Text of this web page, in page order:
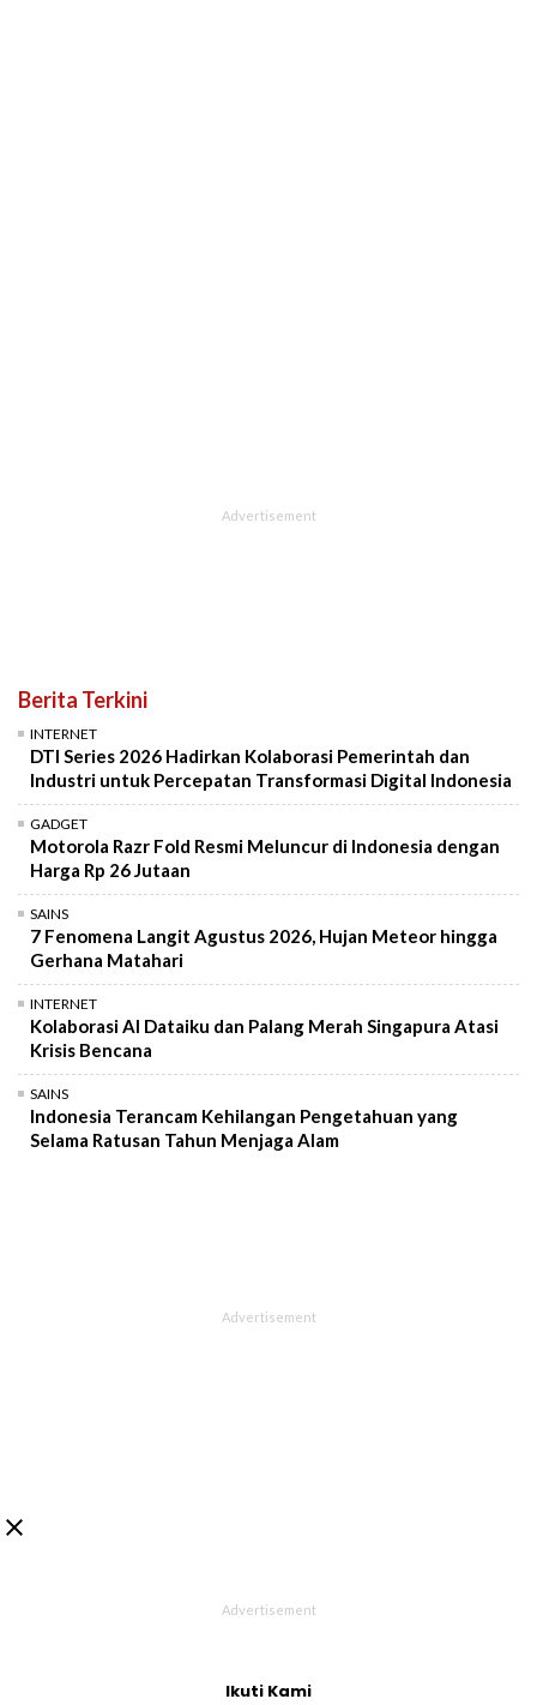
Berita Terkini
INTERNET
DTI Series 2026 Hadirkan Kolaborasi Pemerintah dan
Industri untuk Percepatan Transformasi Digital Indonesia
GADGET
Motorola Razr Fold Resmi Meluncur di Indonesia dengan
Harga Rp 26 Jutaan
SAINS
7 Fenomena Langit Agustus 2026, Hujan Meteor hingga
Gerhana Matahari
INTERNET
Kolaborasi AI Dataiku dan Palang Merah Singapura Atasi
Krisis Bencana
SAINS
Indonesia Terancam Kehilangan Pengetahuan yang
Selama Ratusan Tahun Menjaga Alam

Ikuti Kami